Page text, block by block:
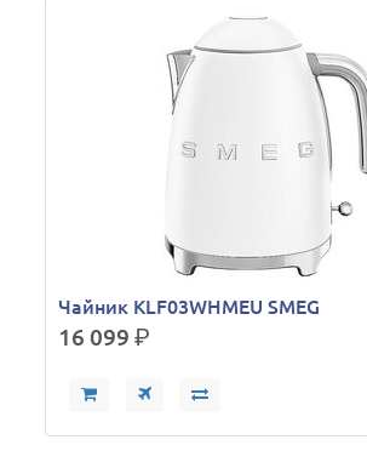
Чайник KLF03WHMEU SMEG
16 099р.